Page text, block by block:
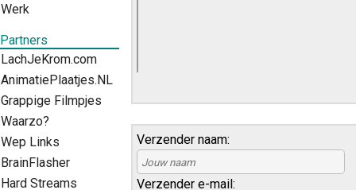
Werk
Partners
LachJeKrom.com
AnimatiePlaatjes.NL
Grappige Filmpjes
Waarzo?
Wep Links
BrainFlasher
Hard Streams
Verzender naam:
Verzender e-mail: